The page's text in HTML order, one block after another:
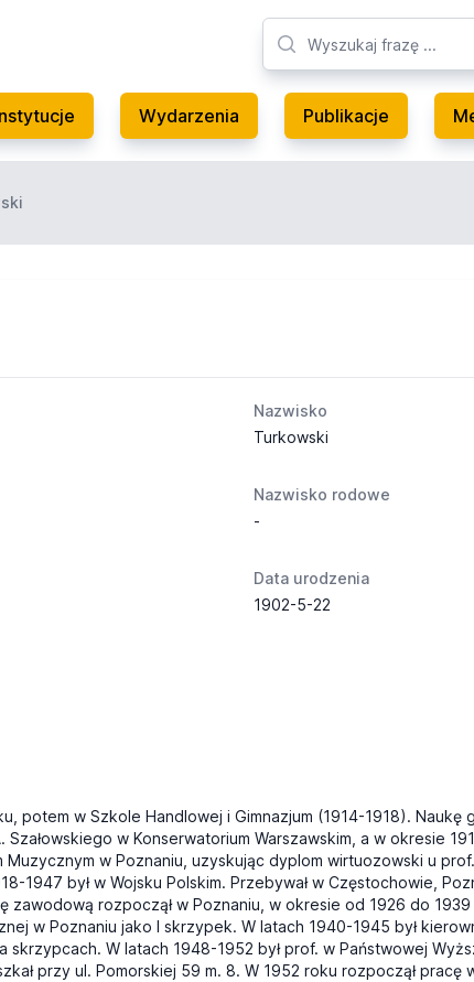
Wydarzenia Publikacje
Nazwisko
Turkowski
Nazwisko rodowe
-
Data urodzenia
1902-5-22
potem w Szkole Handlowej i Gimnazjum (1914-1918).
w Konserwatorium Warszawskim, a w okresie
w Poznaniu, uzyskując dyplom wirtuozowski u
1947 był w Wojsku Polskim. Przebywał w Częstochowie,
zawodową rozpoczął w Poznaniu, w okresie od 1926 do
w Poznaniu jako I skrzypek. W latach 1940-1945 był
skrzypcach. W latach 1948-1952 był prof. w Państwowej
przy ul. Pomorskiej 59 m. 8. W 1952 roku rozpoczął